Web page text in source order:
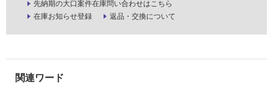
先納期の大口案件在庫問い合わせはこちら
在庫お知らせ登録
返品・交換について
室
壁